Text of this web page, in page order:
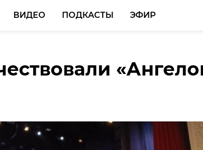
ВИДЕО ПОДКАСТЫ ЭФИР